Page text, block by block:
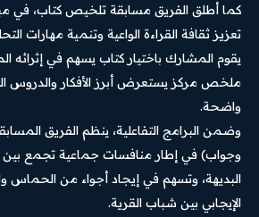
كما أطلق الفريق مسابقة تلخيص كتاب، في
تعزيز ثقافة القراءة الواعية وتنمية مهارات
يقوم المشارك باختيار كتاب يسهم في إثرائه
ملخص مركز يستعرض أبرز الأفكار والدروس
واضحة.
وضمن البرامج التفاعلية، ينظم الفريق
وجواب) في إطار منافسات جماعية تجمع بين
البديهة، وتسهم في إيجاد أجواء من الحماس
الإيجابي بين شباب القرية.